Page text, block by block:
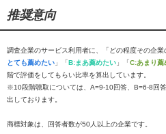
推奨意向
調査企業のサービス利用者に、「どの程度その企
とても薦めたい 」「B:まあ薦めたい 」「C:あまり薦
階で評価をしてもらい比率を算出しています。
※10段階聴取については、A=9-10回答、B=6-8回
出しております。
商標対象は、回答者数が50人以上の企業です。